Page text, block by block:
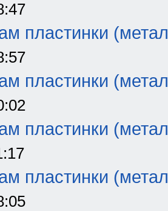
пластинки
пластинки
пластинки
пластинки